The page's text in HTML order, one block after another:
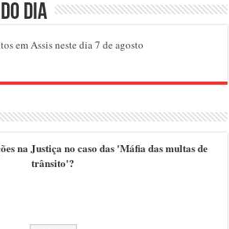
dia
em Assis neste dia 7 de agosto
na Justiça no caso das 'Máfia das multas de
trânsito'?